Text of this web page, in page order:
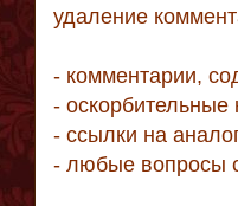
удаление
- комментарии,
- оскорбительные
- ссылки на
- любые вопросы